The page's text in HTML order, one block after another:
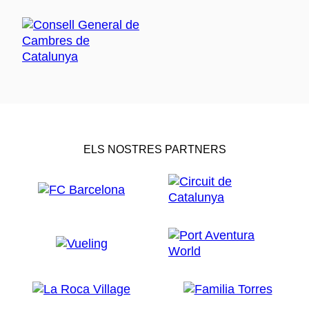
ELS NOSTRES PARTNERS